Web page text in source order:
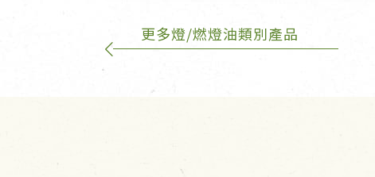
更多燈/燃燈油類別產品